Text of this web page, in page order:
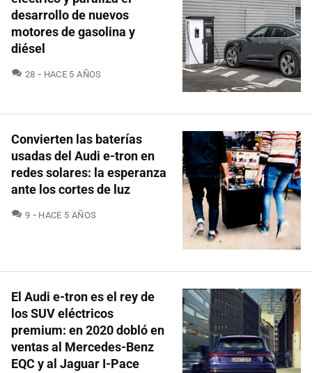
desarrollo de nuevos
motores de gasolina y
diésel
28 COMENTARIOS
HACE 5 AÑOS
Convierten las baterías
usadas del Audi e-tron en
redes solares: la esperanza
ante los cortes de luz
9 COMENTARIOS
HACE 5 AÑOS
El Audi e-tron es el rey de
los SUV eléctricos
premium: en 2020 dobló en
ventas al Mercedes-Benz
EQC y al Jaguar I-Pace